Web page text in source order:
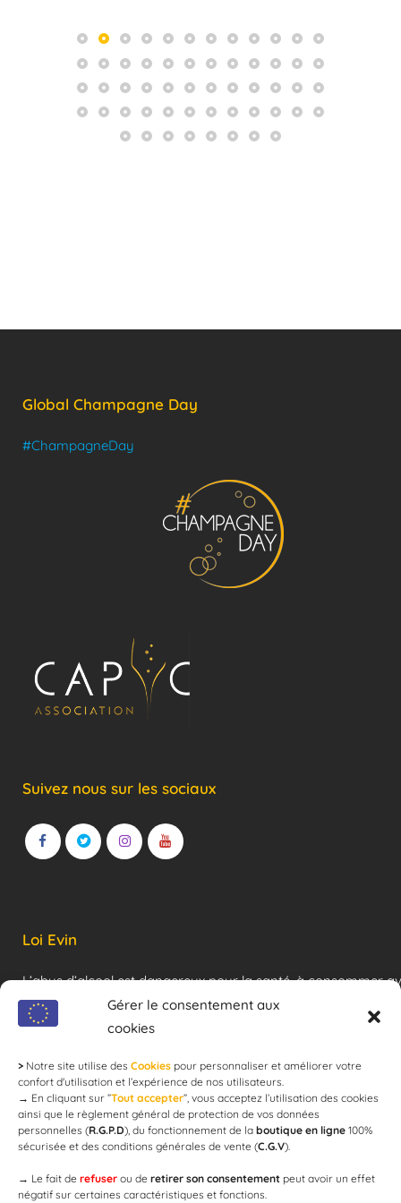
Gérer le consentement aux
cookies
> Notre site utilise des Cookies pour personnaliser et améliorer votre
confort d'utilisation et l’expérience de nos utilisateurs.
→ En cliquant sur ”Tout accepter”, vous acceptez l’utilisation des cookies
ainsi que le règlement général de protection de vos données
personnelles (R.G.P.D), du fonctionnement de la boutique en ligne 100%
sécurisée et des conditions générales de vente (C.G.V).
→ Le fait de refuser ou de retirer son consentement peut avoir un effet
négatif sur certaines caractéristiques et fonctions.
Global Champagne Day
#ChampagneDay
Suivez nous sur les sociaux
Loi Evin
L’abus d’alcool est dangereux pour la santé, à consommer
modération !
Newsletter
email